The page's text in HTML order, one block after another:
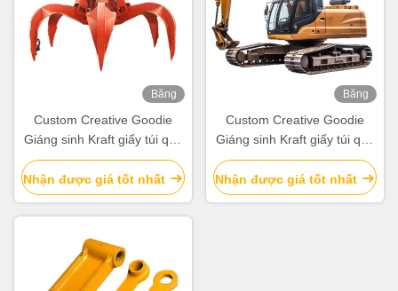
Băng
Custom Creative Goodie
Giáng sinh Kraft giấy túi quà
với logo của riêng bạn cho
Xmas Party trang trí
Nhận được giá tốt nhất
Băng
Custom Creative Goodie
Giáng sinh Kraft giấy túi quà
với logo của riêng bạn cho
Xmas Party trang trí
Nhận được giá tốt nhất